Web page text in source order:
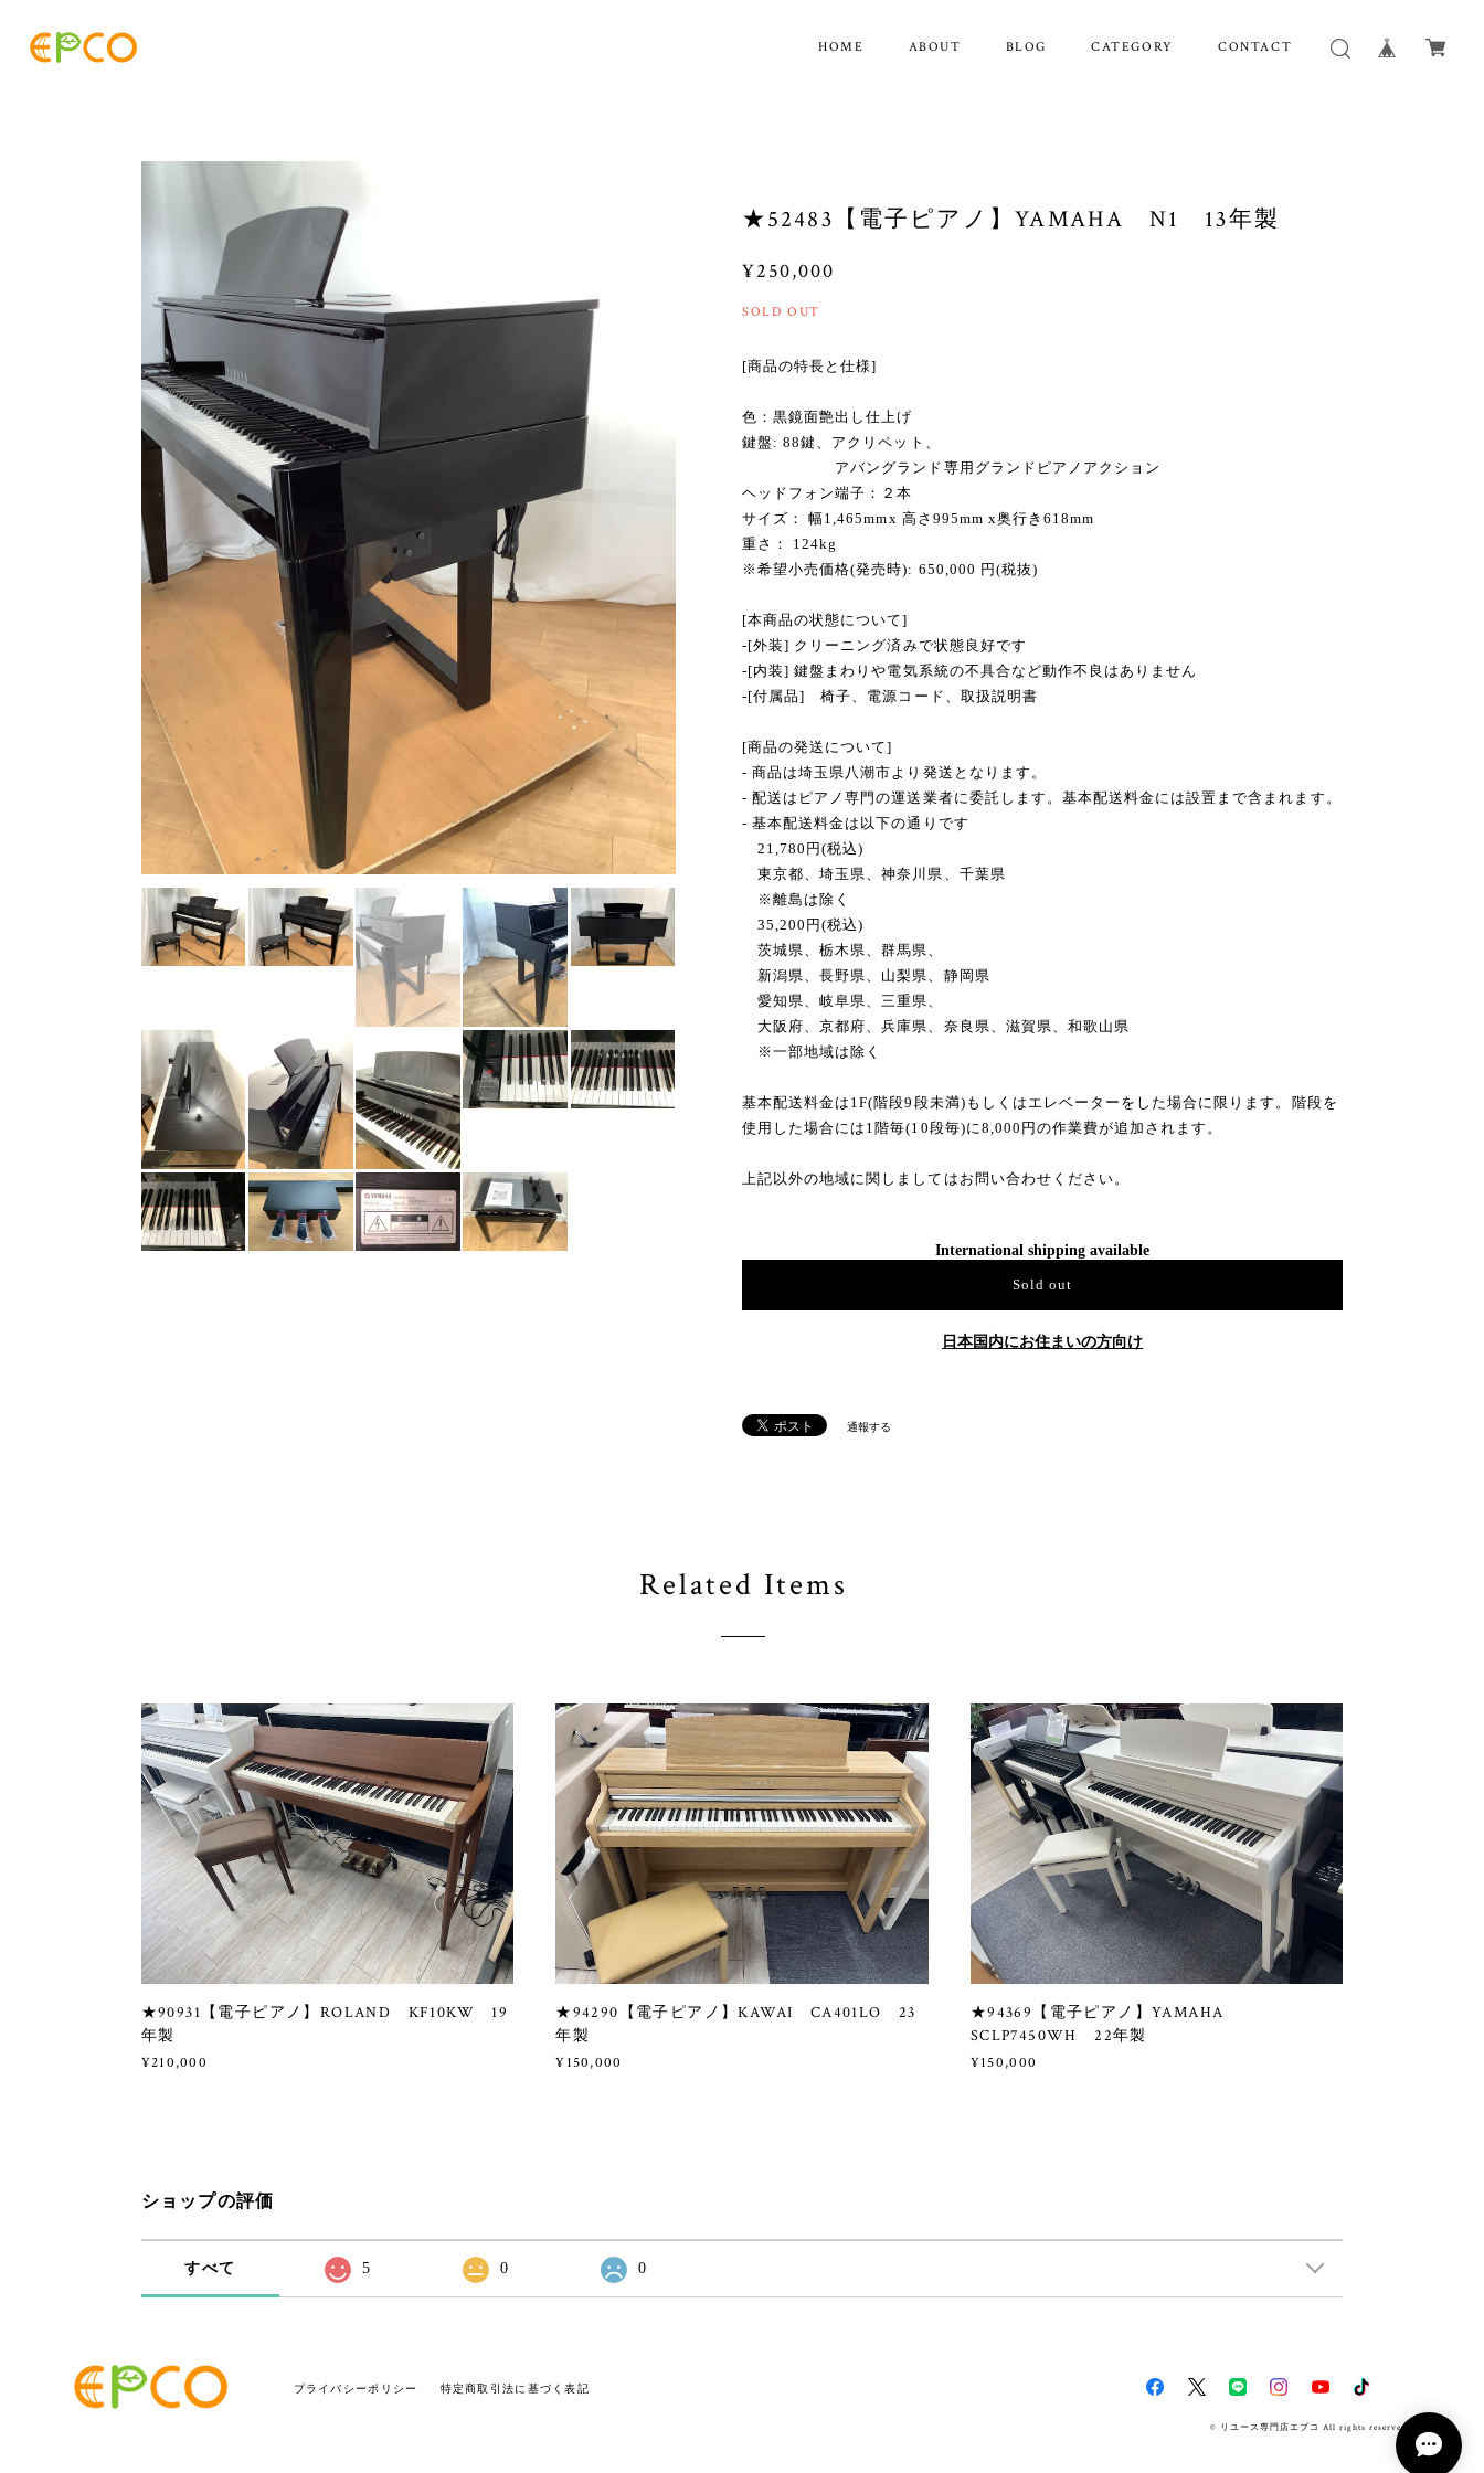
HOME ABOUT BLOG CATEGORY CONTACT
★52483【電子ピアノ】YAMAHA N1 13年製
¥250,000
SOLD OUT
[商品の特長と仕様]
色：黒鏡面艶出し仕上げ
鍵盤: 88鍵、アクリペット、
アバングランド専用グランドピアノアクション
ヘッドフォン端子：２本
サイズ： 幅1,465mmx 高さ995mm x奥行き618mm
重さ： 124kg
※希望小売価格(発売時): 650,000 円(税抜)
[本商品の状態について]
-[外装] クリーニング済みで状態良好です
-[内装] 鍵盤まわりや電気系統の不具合など動作不良はありません
-[付属品] 椅子、電源コード、取扱説明書
[商品の発送について]
- 商品は埼玉県八潮市より発送となります。
- 配送はピアノ専門の運送業者に委託します。基本配送料金には設置まで含まれます。
- 基本配送料金は以下の通りです
21,780円(税込)
東京都、埼玉県、神奈川県、千葉県
※離島は除く
35,200円(税込)
茨城県、栃木県、群馬県、
新潟県、長野県、山梨県、静岡県
愛知県、岐阜県、三重県、
大阪府、京都府、兵庫県、奈良県、滋賀県、和歌山県
※一部地域は除く
基本配送料金は1F(階段9段未満)もしくはエレベーターをした場合に限ります。階段を
使用した場合には1階毎(10段毎)に8,000円の作業費が追加されます。
上記以外の地域に関しましてはお問い合わせください。
International shipping available
Sold out
日本国内にお住まいの方向け
通報する
Related Items
★90931【電子ピアノ】ROLAND KF10KW 19
年製
¥210,000
★94290【電子ピアノ】KAWAI CA401LO 23
年製
¥150,000
★94369【電子ピアノ】YAMAHA
SCLP7450WH 22年製
¥150,000
ショップの評価
すべて 5 0 0
プライバシーポリシー 特定商取引法に基づく表記
© リユース専門店エプコ All rights reserved.